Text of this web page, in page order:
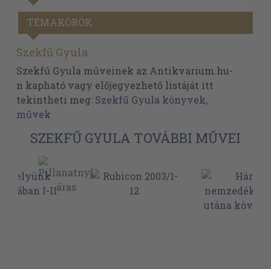
TÉMAKÖRÖK
Szekfű Gyula
Szekfű Gyula műveinek az Antikvarium.hu-
n kapható vagy előjegyezhető listáját itt
tekintheti meg: Szekfű Gyula könyvek,
művek
SZEKFŰ GYULA TOVÁBBI MŰVEI